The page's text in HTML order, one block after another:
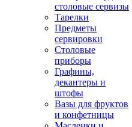
столовые сервизы
Тарелки
Предметы
сервировки
Столовые
приборы
Графины,
декантеры и
штофы
Вазы для фруктов
и конфетницы